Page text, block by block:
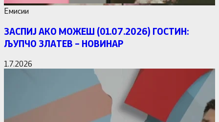
Емисии
ЗАСПИЈ АКО МОЖЕШ (01.07.2026) ГОСТИН:
ЉУПЧО ЗЛАТЕВ – НОВИНАР
1.7.2026